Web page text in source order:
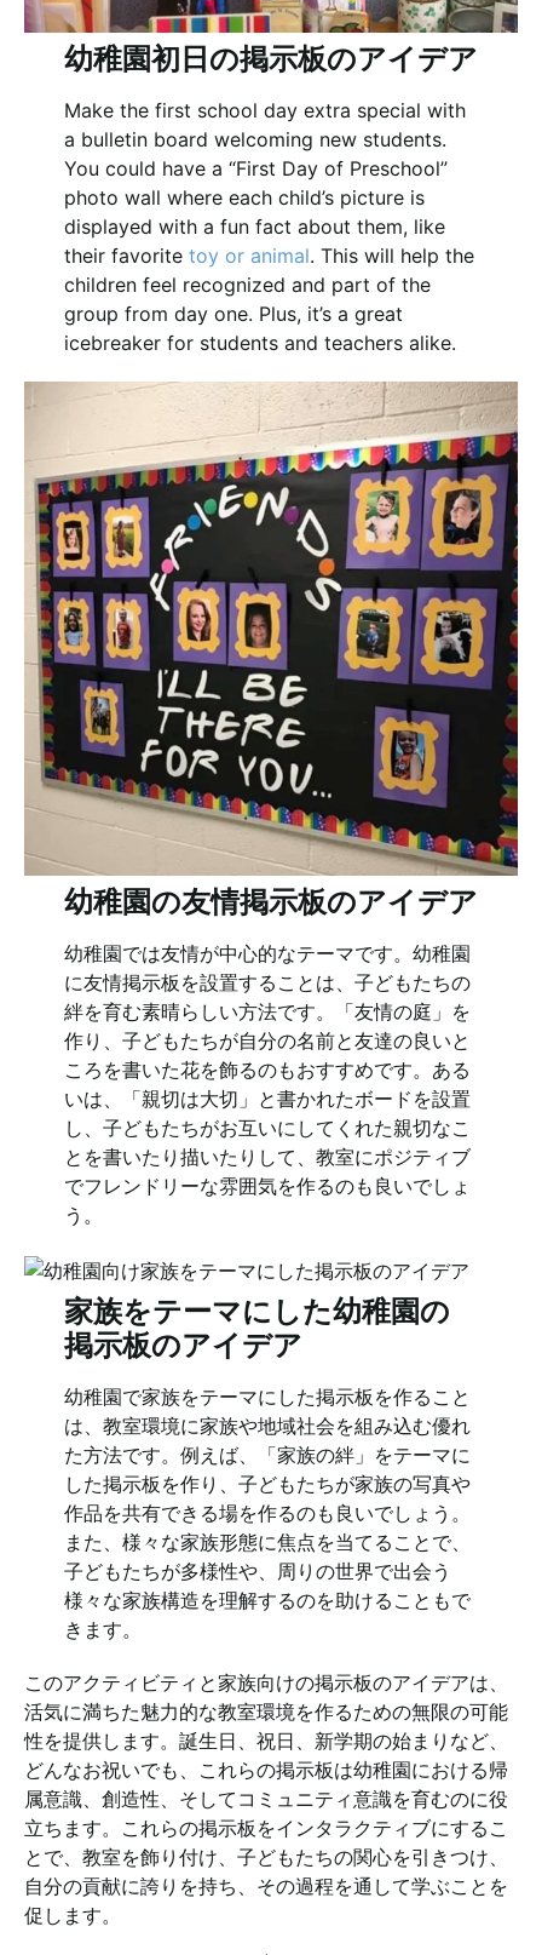
幼稚園初日の掲示板のアイデア
Make the first school day extra special with
a bulletin board welcoming new students.
You could have a “First Day of Preschool”
photo wall where each child’s picture is
displayed with a fun fact about them, like
their favorite toy or animal. This will help the
children feel recognized and part of the
group from day one. Plus, it’s a great
icebreaker for students and teachers alike.
幼稚園の友情掲示板のアイデア
幼稚園では友情が中心的なテーマです。幼稚園
に友情掲示板を設置することは、子どもたちの
絆を育む素晴らしい方法です。「友情の庭」を
作り、子どもたちが自分の名前と友達の良いと
ころを書いた花を飾るのもおすすめです。ある
いは、「親切は大切」と書かれたボードを設置
し、子どもたちがお互いにしてくれた親切なこ
とを書いたり描いたりして、教室にポジティブ
でフレンドリーな雰囲気を作るのも良いでしょ
う。
家族をテーマにした幼稚園の
掲示板のアイデア
幼稚園で家族をテーマにした掲示板を作ること
は、教室環境に家族や地域社会を組み込む優れ
た方法です。例えば、「家族の絆」をテーマに
した掲示板を作り、子どもたちが家族の写真や
作品を共有できる場を作るのも良いでしょう。
また、様々な家族形態に焦点を当てることで、
子どもたちが多様性や、周りの世界で出会う
様々な家族構造を理解するのを助けることもで
きます。
このアクティビティと家族向けの掲示板のアイデアは、
活気に満ちた魅力的な教室環境を作るための無限の可能
性を提供します。誕生日、祝日、新学期の始まりなど、
どんなお祝いでも、これらの掲示板は幼稚園における帰
属意識、創造性、そしてコミュニティ意識を育むのに役
立ちます。これらの掲示板をインタラクティブにするこ
とで、教室を飾り付け、子どもたちの関心を引きつけ、
自分の貢献に誇りを持ち、その過程を通して学ぶことを
促します。